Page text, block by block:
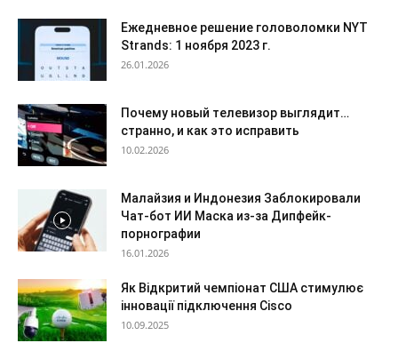
Ежедневное решение головоломки NYT
Strands: 1 ноября 2023 г.
26.01.2026
Почему новый телевизор выглядит…
странно, и как это исправить
10.02.2026
Малайзия и Индонезия Заблокировали
Чат-бот ИИ Маска из-за Дипфейк-
порнографии
16.01.2026
Як Відкритий чемпіонат США стимулює
інновації підключення Cisco
10.09.2025